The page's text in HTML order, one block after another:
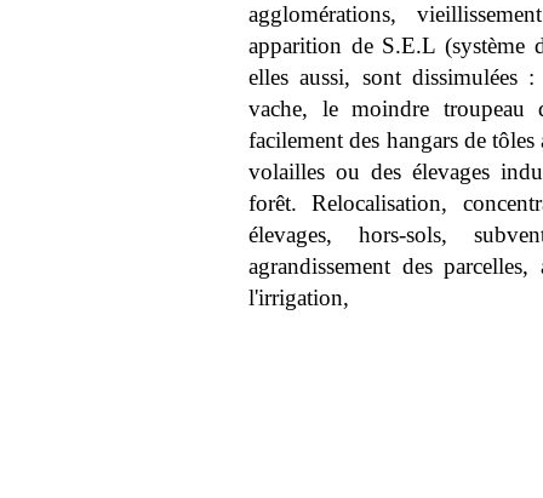
agglomérations,
apparition de S.E.L (système
elles aussi, sont dissimulées
vache, le moindre
facilement des hangars de
volailles ou des élevages
forêt. Relocalisation,
élevages, hors-sols,
agrandissement des
l'irrigation,